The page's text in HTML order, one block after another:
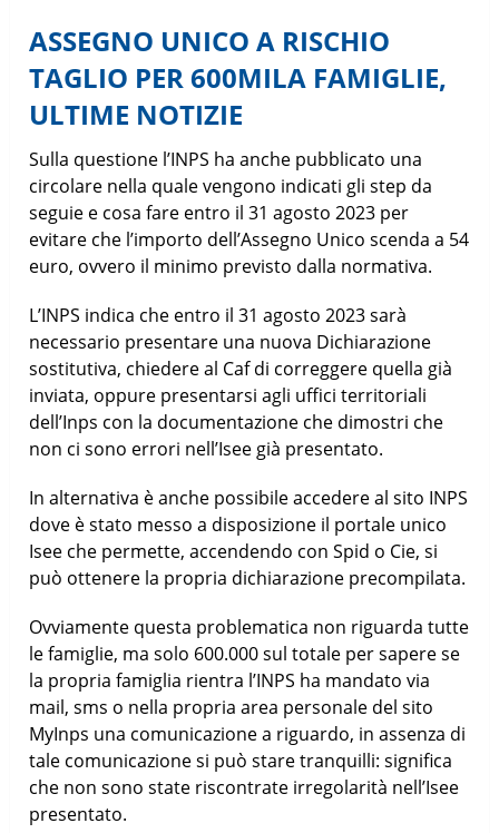
ASSEGNO UNICO A RISCHIO
TAGLIO PER 600MILA FAMIGLIE,
ULTIME NOTIZIE
Sulla questione l’INPS ha anche pubblicato una
circolare nella quale vengono indicati gli step da
seguie e cosa fare entro il 31 agosto 2023 per
evitare che l’importo dell’Assegno Unico scenda a 54
euro, ovvero il minimo previsto dalla normativa.
L’INPS indica che entro il 31 agosto 2023 sarà
necessario presentare una nuova Dichiarazione
sostitutiva, chiedere al Caf di correggere quella già
inviata, oppure presentarsi agli uffici territoriali
dell’Inps con la documentazione che dimostri che
non ci sono errori nell’Isee già presentato.
In alternativa è anche possibile accedere al sito INPS
dove è stato messo a disposizione il portale unico
Isee che permette, accendendo con Spid o Cie, si
può ottenere la propria dichiarazione precompilata.
Ovviamente questa problematica non riguarda tutte
le famiglie, ma solo 600.000 sul totale per sapere se
la propria famiglia rientra l’INPS ha mandato via
mail, sms o nella propria area personale del sito
MyInps una comunicazione a riguardo, in assenza di
tale comunicazione si può stare tranquilli: significa
che non sono state riscontrate irregolarità nell’Isee
presentato.